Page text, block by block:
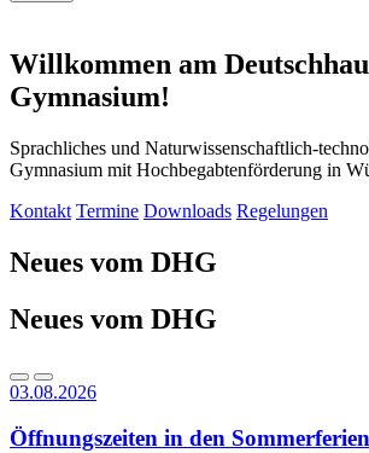
Willkommen am
Gymnasium!
Sprachliches und Naturwissenschaftlich-
Gymnasium mit Hochbegabtenförderung in
Kontakt Termine Downloads Regelungen
Neues vom DHG
Neues vom DHG
03.08.2026
Öffnungszeiten in den Sommerferien